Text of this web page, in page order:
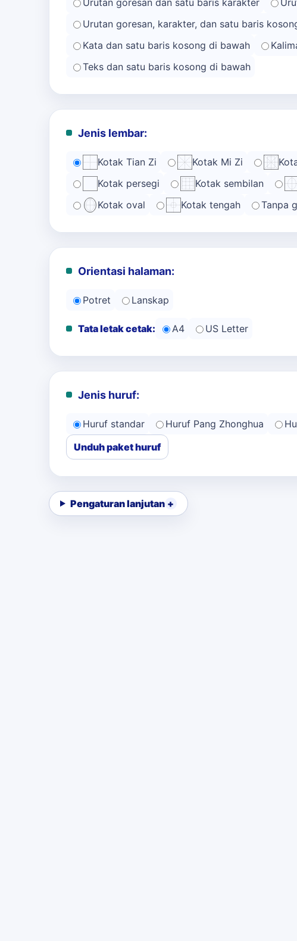
Urutan goresan dan satu baris karakter
Urutan goresan, karakter, dan satu baris
Kata dan satu baris kosong di bawah
Teks dan satu baris kosong di bawah
Jenis lembar:
Kotak Tian Zi Kotak Mi Zi
Kotak persegi
Kotak sembilan
Kotak oval
Kotak tengah Tanpa
Orientasi halaman:
Potret Lanskap
Tata letak cetak: A4 US Letter
Jenis huruf:
Huruf standar Huruf Pang Zhonghua
Unduh paket huruf
Pengaturan lanjutan